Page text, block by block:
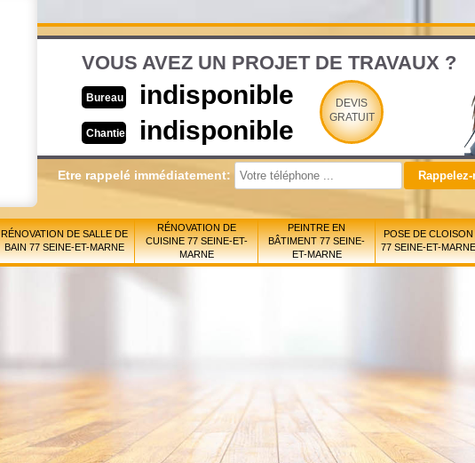
VOUS AVEZ UN PROJET DE TRAVAUX ?
Bureau indisponible
Chantier indisponible
DEVIS
GRATUIT
Etre rappelé immédiatement:
RÉNOVATION DE SALLE DE
BAIN 77 SEINE-ET-MARNE
RÉNOVATION DE
CUISINE 77 SEINE-ET-
MARNE
PEINTRE EN
BÂTIMENT 77 SEINE-
ET-MARNE
POSE DE CLOISON
77 SEINE-ET-MARNE